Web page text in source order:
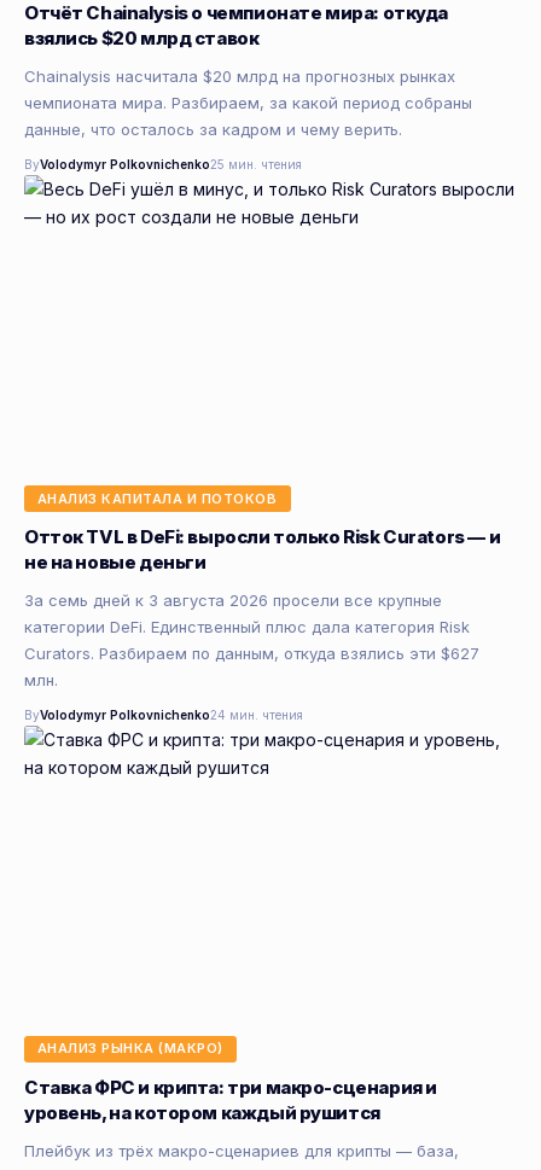
Отчёт Chainalysis о чемпионате мира: откуда
взялись $20 млрд ставок
Chainalysis насчитала $20 млрд на прогнозных рынках
чемпионата мира. Разбираем, за какой период собраны
данные, что осталось за кадром и чему верить.
ByVolodymyr Polkovnichenko25 мин. чтения
АНАЛИЗ КАПИТАЛА И ПОТОКОВ
Отток TVL в DeFi: выросли только Risk Curators — и
не на новые деньги
За семь дней к 3 августа 2026 просели все крупные
категории DeFi. Единственный плюс дала категория Risk
Curators. Разбираем по данным, откуда взялись эти $627
млн.
ByVolodymyr Polkovnichenko24 мин. чтения
АНАЛИЗ РЫНКА (МАКРО)
Ставка ФРС и крипта: три макро-сценария и
уровень, на котором каждый рушится
Плейбук из трёх макро-сценариев для крипты — база,